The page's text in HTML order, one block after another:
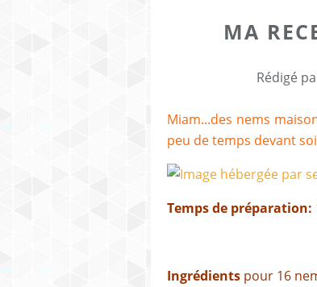
MA
Rédigé
Miam...des nems
peu de temps devant
Temps de préparation:
Ingrédients pour 16